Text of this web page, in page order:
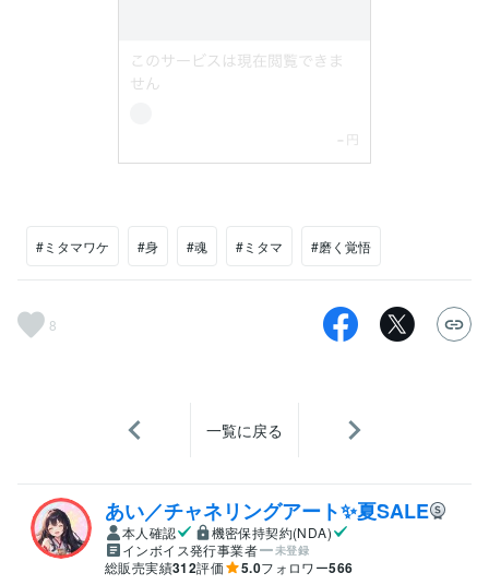
#ミタマワケ #身 #魂 #ミタマ #磨く覚悟
8
一覧に戻る
あい／チャネリングアート✨夏SALE
本人確認
機密保持契約(NDA)
インボイス発行事業者
未登録
総販売実績312評価 5.0フォロワー566